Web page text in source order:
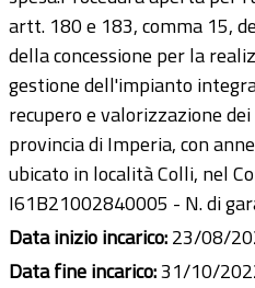
artt. 180 e 183, comma 15,
della concessione per la
gestione dell'impianto
recupero e valorizzazione
provincia di Imperia, con
ubicato in località Colli, nel
I61B21002840005 - N. di
Data inizio incarico:23/08/
Data fine incarico:31/10/